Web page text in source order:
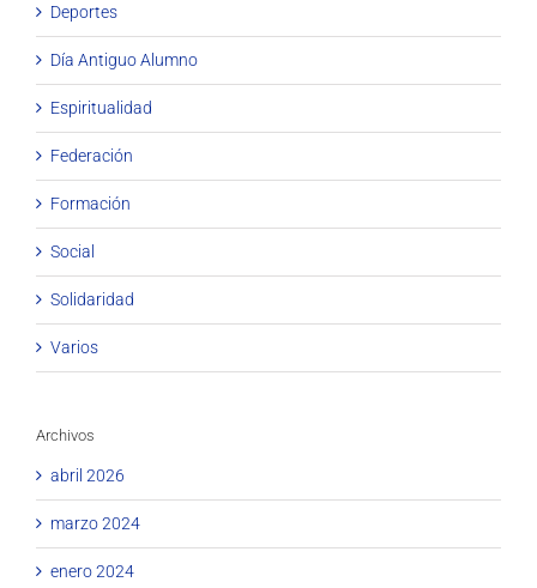
Deportes
Día Antiguo Alumno
Espiritualidad
Federación
Formación
Social
Solidaridad
Varios
Archivos
abril 2026
marzo 2024
enero 2024